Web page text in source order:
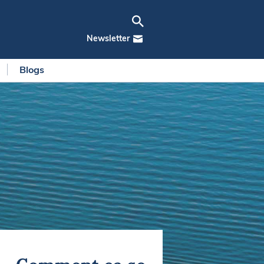
Newsletter
Blogs